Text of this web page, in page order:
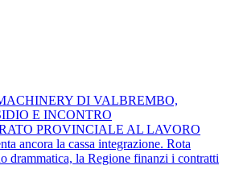
DI VALBREMBO,
E INCONTRO
PROVINCIALE AL LAVORO
ancora la cassa integrazione. Rota
drammatica, la Regione finanzi i contratti